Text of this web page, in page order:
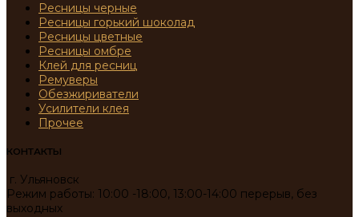
Ресницы черные
Ресницы горький шоколад
Ресницы цветные
Ресницы омбре
Клей для ресниц
Ремуверы
Обезжириватели
Усилители клея
Прочее
КОНТАКТЫ
г. Ульяновск
Режим работы: 10:00 -18:00, 13:00-14:00 перерыв, без
выходных